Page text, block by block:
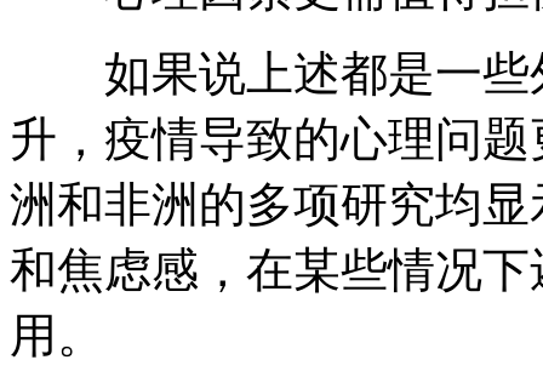
如果说上述都是一些
升，疫情导致的心理问
洲和非洲的多项研究均
和焦虑感，在某些情况
用。